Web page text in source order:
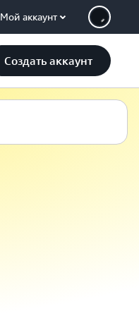
Мой аккаунт
Создать аккаунт